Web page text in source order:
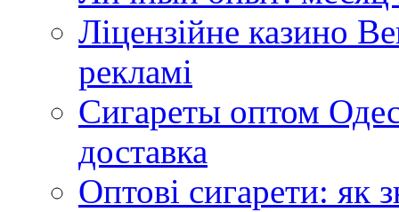
Ліцензійне казино
рекламі
Сигареты оптом
доставка
Оптові сигарети: як